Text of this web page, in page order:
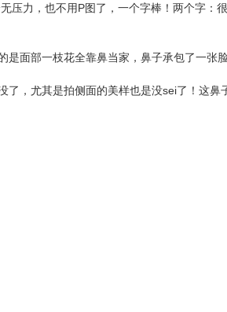
力，也不用P图了，一个字棒！两个字：
面部一枝花全靠鼻当家，鼻子承包了一张
，尤其是拍侧面的美样也是没sei了！这鼻